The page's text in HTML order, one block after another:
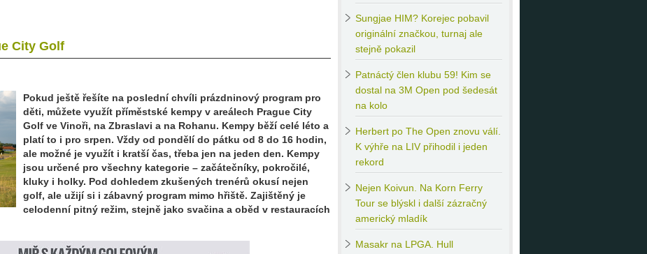
City Golf
Pokud ještě řešíte na poslední chvíli prázdninový program pro
děti, můžete využít příměstské kempy v areálech Prague City
Golf ve Vinoři, na Zbraslavi a na Rohanu. Kempy běží celé léto a
platí to i pro srpen. Vždy od pondělí do pátku od 8 do 16 hodin,
ale možné je využít i kratší čas, třeba jen na jeden den. Kempy
jsou určené pro všechny kategorie – začátečníky, pokročilé,
kluky i holky. Pod dohledem zkušených trenérů okusí nejen
golf, ale užijí si i zábavný program mimo hřiště. Zajištěný je
celodenní pitný režim, stejně jako svačina a oběd v restauracích
Sungjae HIM? Korejec pobavil
originální značkou, turnaj ale
stejně pokazil
Patnáctý člen klubu 59! Kim se
dostal na 3M Open pod šedesát
na kolo
Herbert po The Open znovu válí.
K výhře na LIV přihodil i jeden
rekord
Nejen Koivun. Na Korn Ferry
Tour se blýskl i další zázračný
americký mladík
Masakr na LPGA. Hull